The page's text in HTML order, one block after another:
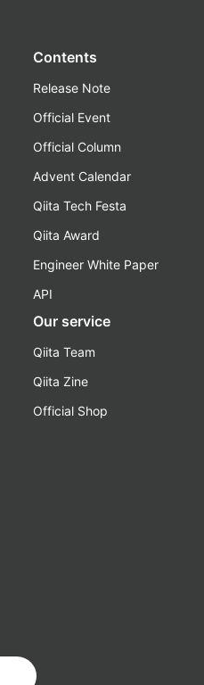
Contents
Release Note
Official Event
Official Column
Advent Calendar
Qiita Tech Festa
Qiita Award
Engineer White Paper
API
Our service
Qiita Team
Qiita Zine
Official Shop